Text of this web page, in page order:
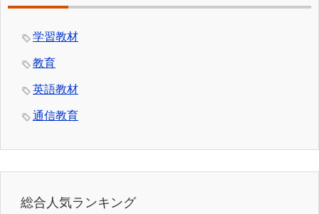
学習教材
教育
英語教材
通信教育
総合人気ランキング